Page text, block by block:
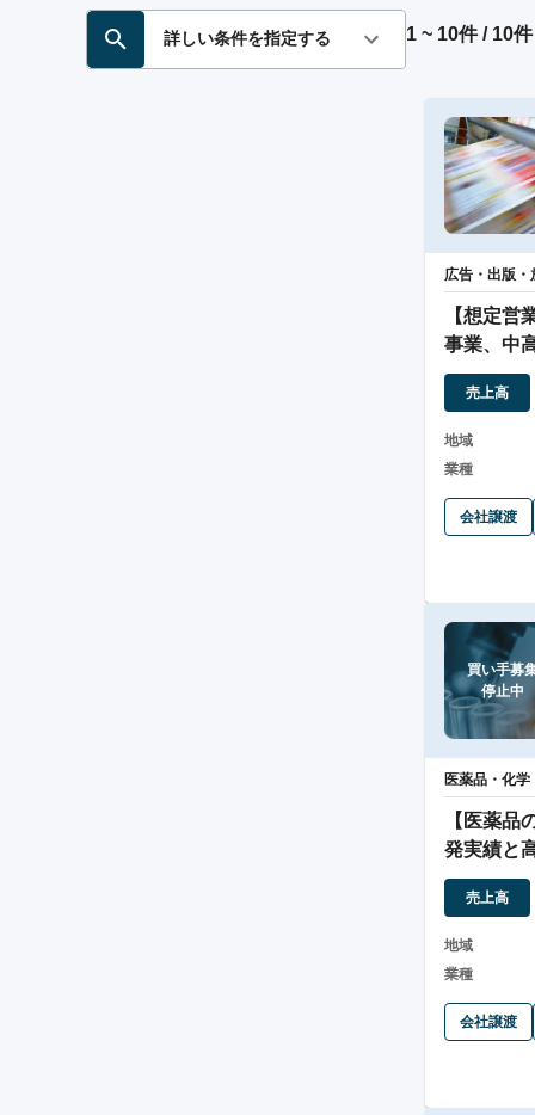
詳しい条件を指定する 1 ~ 10件 / 10件
広告・出版・
【想定営
事業、中
販売
売上高
地域
業種
会社譲渡
買い手募
停止中
医薬品・化学
【医薬品
発実績と
財務体質
売上高
地域
業種
会社譲渡